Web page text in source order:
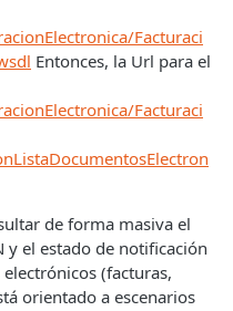
Electrónico
Electrónico
de Documentos
de Documentos
ID
Facturaci
Entonces, la Url para el
Facturaci
de forma masiva el
y el estado de notificación
(facturas,
orientado a escenarios